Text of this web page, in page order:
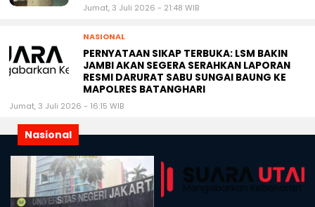
Jumat, 3 Juli 2026 - 21:48 WIB
NASIONAL
PERNYATAAN SIKAP TERBUKA: LSM BAKIN
JAMBI AKAN SEGERA SERAHKAN LAPORAN
RESMI DARURAT SABU SUNGAI BAUNG KE
MAPOLRES BATANGHARI
Jumat, 3 Juli 2026 - 16:15 WIB
Nasional